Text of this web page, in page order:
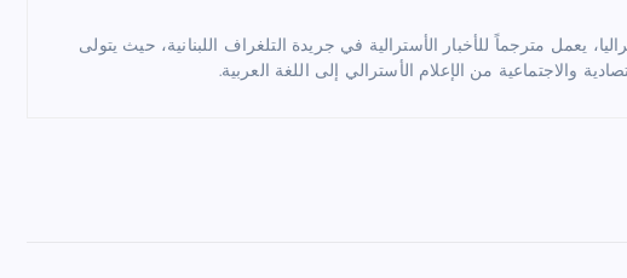
يعمل مترجماً للأخبار الأسترالية في جريدة التلغراف اللبنانية، حيث يتولى
والاجتماعية من الإعلام الأسترالي إلى اللغة العربية.